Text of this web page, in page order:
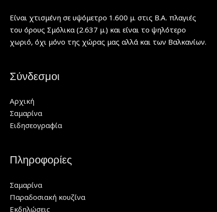
Είναι χτισμένη σε υψόμετρο 1.600 μ. στις Β.Α. πλαγιές
του όρους Σμόλικα (2.637 μ.) και είναι το ψηλότερο
χωριό, όχι μόνο της χώρας μας αλλά και των Βαλκανίων.
Σύνδεσμοι
Αρχική
Σαμαρίνα
Ειδησεογραφία
Πληροφορίες
Σαμαρίνα
Παραδοσιακή κουζίνα
Εκδηλώσεις